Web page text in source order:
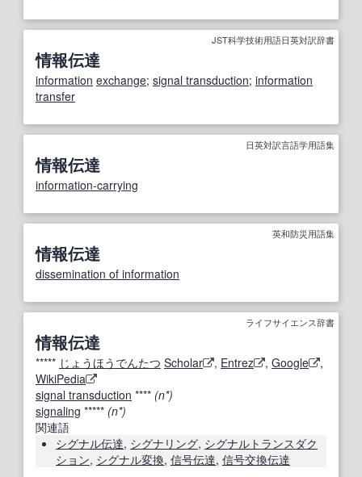
JST科学技術用語日英対訳辞書
情報伝達
information exchange; signal transduction; information
transfer
日英対訳言語学用語集
情報伝達
information-carrying
英和防災用語集
情報伝達
dissemination of information
ライフサイエンス辞書
情報伝達
***** じょうほうでんたつ Scholar , Entrez , Google
,
WikiPedia
signal transduction **** (n*)
signaling ***** (n*)
関連語
シグナル伝達, シグナリング, シグナルトランスダク
ション, シグナル変換, 信号伝達, 信号交換伝達